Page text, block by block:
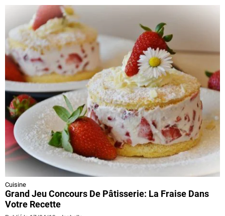
Cuisine
Grand Jeu Concours De Pâtisserie: La Fraise Dans
Votre Recette